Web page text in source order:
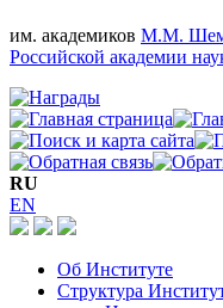
им. академиков М.М.
Российской академии
RU
EN
Об Институте
Структура